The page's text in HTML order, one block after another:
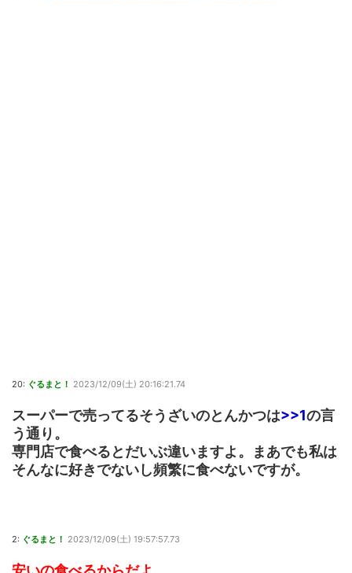
20: ぐるまと！ 2023/12/09(土) 20:16:21.74
スーパーで売ってるそうざいのとんかつは>>1の言
う通り。
専門店で食べるとだいぶ違いますよ。まあでも私は
そんなに好きでないし頻繁に食べないですが。
2: ぐるまと！ 2023/12/09(土) 19:57:57.73